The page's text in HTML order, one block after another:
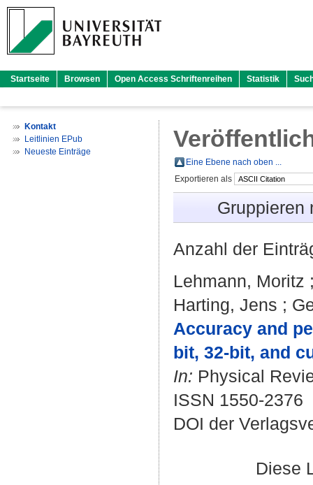
Startseite Browsen Open Access Schriftenreihen Statistik
Kontakt
Leitlinien EPub
Neueste Einträge
Eine Ebene nach oben ...
Exportieren als
Anzahl der
Lehmann, Moritz
Harting, Jens ;
Accuracy and
bit, 32-bit, and
In: Physical
ISSN 1550-2376
DOI der
Diese